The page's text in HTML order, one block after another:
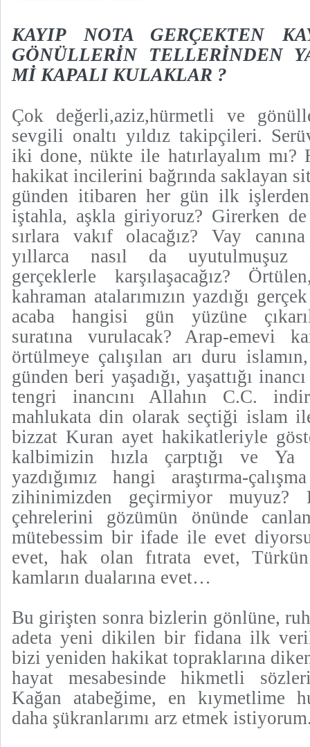
KAYIP NOTA GERÇEKTEN
GÖNÜLLERİN TELLERİNDEN
Mİ KAPALI KULAKLAR ?
Çok değerli,aziz,hürmetli ve
sevgili onaltı yıldız takipçileri.
iki done, nükte ile hatırlayalım mı?
hakikat incilerini bağrında saklayan
günden itibaren her gün ilk
iştahla, aşkla giriyoruz? Girerken
sırlara vakıf olacağız? Vay
yıllarca nasıl da uyutulmuşuz
gerçeklerle karşılaşacağız?
kahraman atalarımızın yazdığı
acaba hangisi gün yüzüne
suratına vurulacak? Arap-emevi
örtülmeye çalışılan arı duru
günden beri yaşadığı, yaşattığı
tengri inancını Allahın C.C.
mahlukata din olarak seçtiği islam
bizzat Kuran ayet hakikatleriyle
kalbimizin hızla çarptığı ve Ya
yazdığımız hangi araştırma-
zihinimizden geçirmiyor
çehrelerini gözümün önünde
mütebessim bir ifade ile evet
evet, hak olan fıtrata evet,
kamların dualarına evet…
Bu girişten sonra bizlerin gönlüne,
adeta yeni dikilen bir fidana ilk
bizi yeniden hakikat topraklarına
hayat mesabesinde hikmetli
Kağan atabeğime, en kıymetlime
daha şükranlarımı arz etmek